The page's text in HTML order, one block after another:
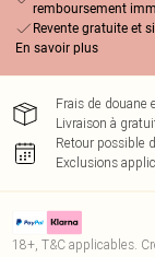
remboursement
Revente gratuite et
En savoir plus
Frais de douane
Livraison à
Retour possible
Exclusions
18+, T&C applicables.